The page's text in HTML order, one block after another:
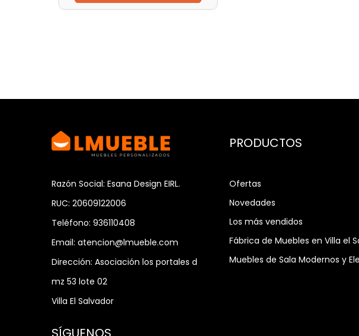
Razón Social: Esana Design EIRL.
RUC: 20609122006
Teléfono: 936110408
Email: atencion@lmueble.com
Dirección: Asociación los portales d
mz 53 lote 02
Villa El Salvador
PRODUCTOS
Ofertas
Novedades
Los más vendidos
Fábrica de Muebles en Villa el
Muebles de Sala Modernos y